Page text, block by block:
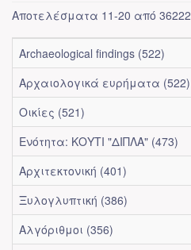
Αποτελέσματα 11-20 από 36222
Archaeological findings (522)
Αρχαιολογικά ευρήματα (522)
Οικίες (521)
Ενότητα: ΚΟΥΤΙ "ΔΙΠΛΑ" (473)
Αρχιτεκτονική (401)
Ξυλογλυπτική (386)
Αλγόριθμοι (356)